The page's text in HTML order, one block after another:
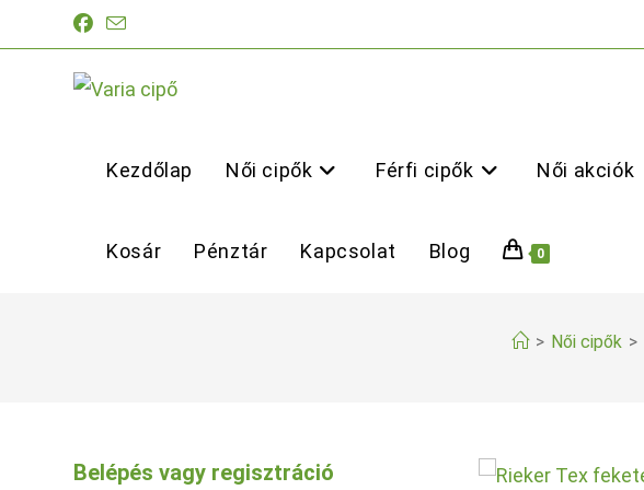
Kezdőlap Női cipők Férfi cipők Női akciók
Kosár Pénztár Kapcsolat Blog 0
> Női cipők >
Belépés vagy regisztráció